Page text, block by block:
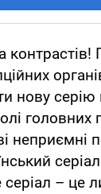
нову серію
головних
неприємні
серіал – це